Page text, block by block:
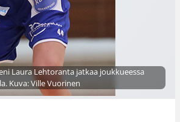
Laura Lehtoranta jatkaa joukkueessa
Kuva: Ville Vuorinen